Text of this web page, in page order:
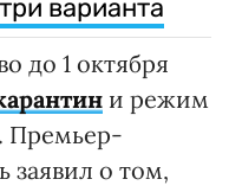
варианта
до 1 октября
и режим
Премьер-
о том,